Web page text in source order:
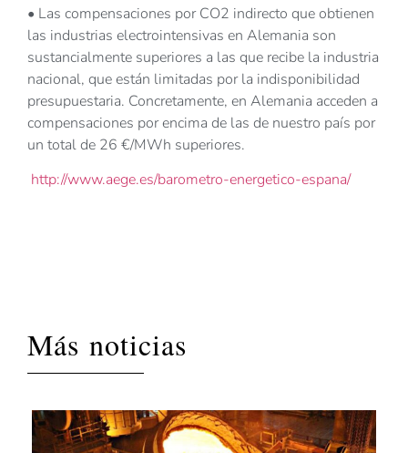
• Las compensaciones por CO2 indirecto que obtienen
las industrias electrointensivas en Alemania son
sustancialmente superiores a las que recibe la industria
nacional, que están limitadas por la indisponibilidad
presupuestaria. Concretamente, en Alemania acceden a
compensaciones por encima de las de nuestro país por
un total de 26 €/MWh superiores.
http://www.aege.es/barometro-energetico-espana/
Más noticias